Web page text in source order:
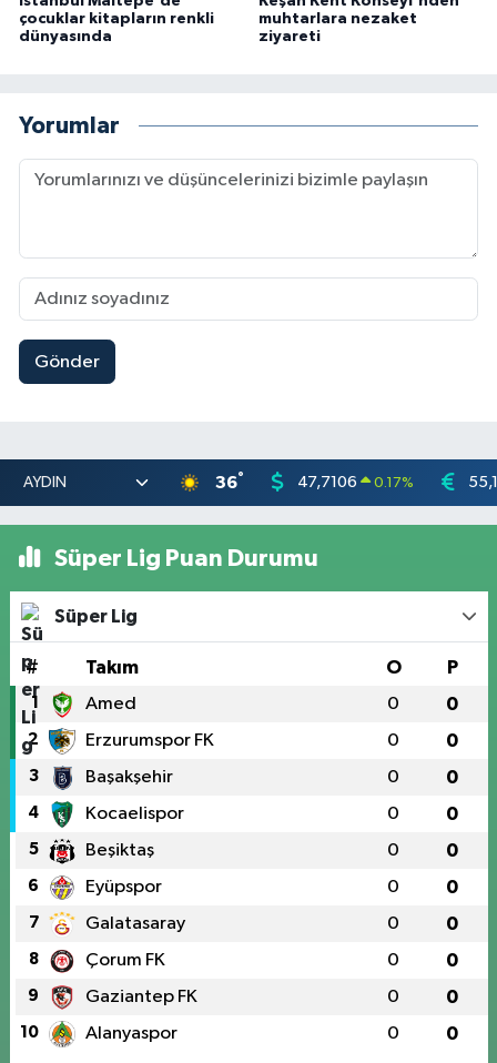
çocuklar kitapların renkli
dünyasında
muhtarlara nezaket
ziyareti
Yorumlar
Gönder
36° 47,7106 0.17%
Süper Lig Puan Durumu
Süper Lig
# Takım O P
1 Amed 0 0
2 Erzurumspor FK 0 0
3 Başakşehir 0 0
4 Kocaelispor 0 0
5 Beşiktaş 0 0
6 Eyüpspor 0 0
7 Galatasaray 0 0
8 Çorum FK 0 0
9 Gaziantep FK 0 0
10 Alanyaspor 0 0